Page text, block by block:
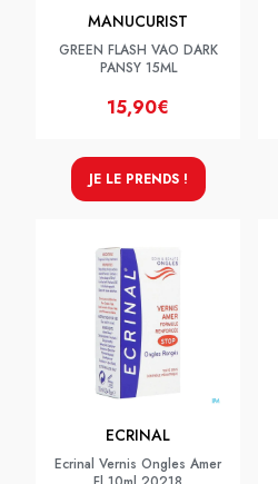
MANUCURIST
GREEN FLASH VAO DARK
PANSY 15ML
15,90€
JE LE PRENDS !
ECRINAL
Ecrinal Vernis Ongles Amer